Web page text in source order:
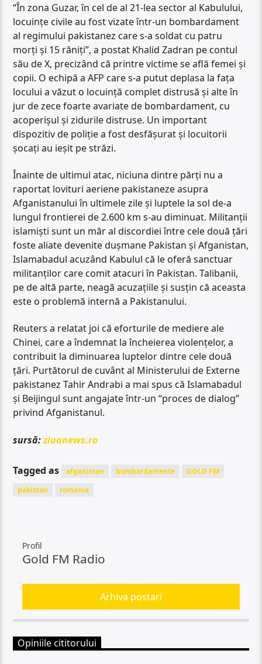
“În zona Guzar, în cel de al 21-lea sector al Kabulului,
locuinţe civile au fost vizate într-un bombardament
al regimului pakistanez care s-a soldat cu patru
morţi şi 15 răniţi”, a postat Khalid Zadran pe contul
său de X, precizând că printre victime se află femei şi
copii. O echipă a AFP care s-a putut deplasa la faţa
locului a văzut o locuinţă complet distrusă şi alte în
jur de zece foarte avariate de bombardament, cu
acoperişul şi zidurile distruse. Un important
dispozitiv de poliţie a fost desfăşurat şi locuitorii
şocaţi au ieşit pe străzi.
Înainte de ultimul atac, niciuna dintre părţi nu a
raportat lovituri aeriene pakistaneze asupra
Afganistanului în ultimele zile şi luptele la sol de-a
lungul frontierei de 2.600 km s-au diminuat. Militanţii
islamişti sunt un măr al discordiei între cele două ţări
foste aliate devenite duşmane Pakistan şi Afganistan,
Islamabadul acuzând Kabulul că le oferă sanctuar
militanţilor care comit atacuri în Pakistan. Talibanii,
pe de altă parte, neagă acuzaţiile şi susţin că aceasta
este o problemă internă a Pakistanului.
Reuters a relatat joi că eforturile de mediere ale
Chinei, care a îndemnat la încheierea violenţelor, a
contribuit la diminuarea luptelor dintre cele două
ţări. Purtătorul de cuvânt al Ministerului de Externe
pakistanez Tahir Andrabi a mai spus că Islamabadul
şi Beijingul sunt angajate într-un “proces de dialog”
privind Afganistanul.
sursă:ziuanews.ro
Tagged as afganistan bombardamente
GOLD FM
pakistan
romania
Profil
Gold FM Radio
Arhiva postari
Opiniile cititorului